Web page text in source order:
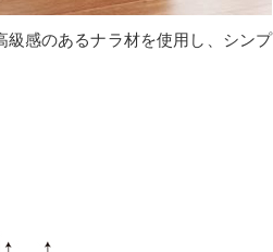
感のあるナラ材を使用し、シンプ